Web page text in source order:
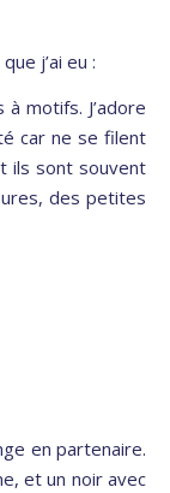
j’ai eu :
motifs. J’adore
car ne se filent
ils sont souvent
des petites
en partenaire.
et un noir avec